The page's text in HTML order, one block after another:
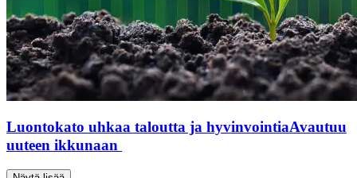
Luontokato uhkaa taloutta ja hyvinvointiaAvautuu
uuteen ikkunaan